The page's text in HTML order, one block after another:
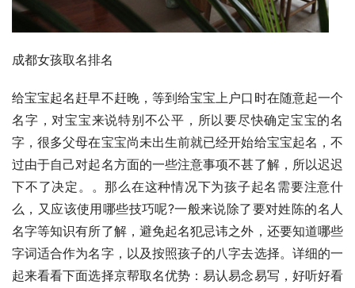
成都女孩取名排名
给宝宝起名赶早不赶晚，等到给宝宝上户口时在随意起一个
名字，对宝宝来说特别不公平，所以要尽快确定宝宝的名
字，很多父母在宝宝尚未出生前就已经开始给宝宝起名，不
过由于自己对起名方面的一些注意事项不甚了解，所以迟迟
下不了决定。。那么在这种情况下为孩子起名需要注意什
么，又应该使用哪些技巧呢?一般来说除了要对姓陈的名人
名字等知识有所了解，避免起名犯忌讳之外，还要知道哪些
字词适合作为名字，以及按照孩子的八字去选择。详细的一
起来看看下面选择京帮取名优势：易认易念易写，好听好看